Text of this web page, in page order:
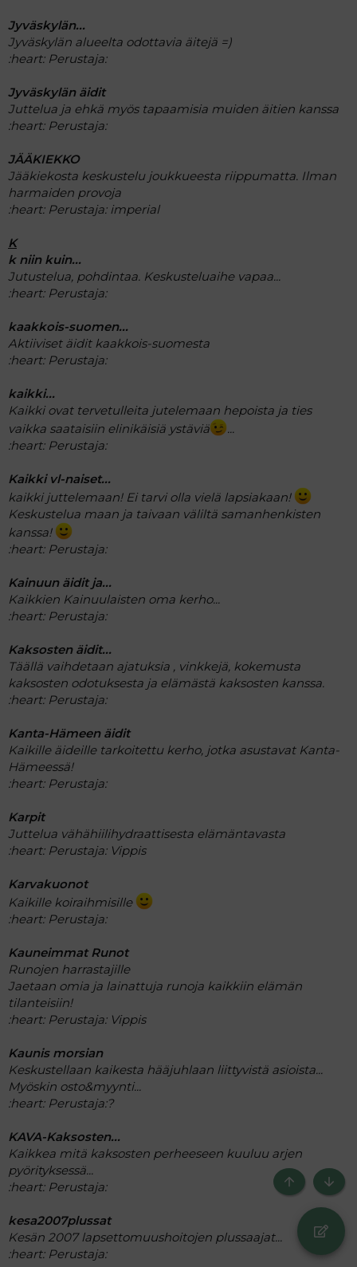
Jyväskylän...
Jyväskylän alueelta odottavia äitejä =)
:heart: Perustaja:
Jyväskylän äidit
Juttelua ja ehkä myös tapaamisia muiden äitien kanssa
:heart: Perustaja:
JÄÄKIEKKO
Jääkiekosta keskustelu joukkueesta riippumatta. Ilman
harmaiden provoja
:heart: Perustaja: imperial
K
k niin kuin...
Jutustelua, pohdintaa. Keskusteluaihe vapaa...
:heart: Perustaja:
kaakkois-suomen...
Aktiiviset äidit kaakkois-suomesta
:heart: Perustaja:
kaikki...
Kaikki ovat tervetulleita jutelemaan hepoista ja ties
vaikka saataisiin elinikäisiä ystäviä
:heart: Perustaja:
Kaikki vl-naiset...
kaikki juttelemaan! Ei tarvi olla vielä lapsiakaan!
Keskustelua maan ja taivaan väliltä samanhenkisten
kanssa!
:heart: Perustaja:
Kainuun äidit ja...
Kaikkien Kainuulaisten oma kerho...
:heart: Perustaja:
Kaksosten äidit...
Täällä vaihdetaan ajatuksia , vinkkejä, kokemusta
kaksosten odotuksesta ja elämästä kaksosten kanssa.
:heart: Perustaja:
Kanta-Hämeen äidit
Kaikille äideille tarkoitettu kerho, jotka asustavat Kanta-
Hämeessä!
:heart: Perustaja:
Karpit
Juttelua vähähiilihydraattisesta elämäntavasta
:heart: Perustaja: Vippis
Karvakuonot
Kaikille koiraihmisille
:heart: Perustaja:
Kauneimmat Runot
Runojen harrastajille
Jaetaan omia ja lainattuja runoja kaikkiin elämän
tilanteisiin!
:heart: Perustaja: Vippis
Kaunis morsian
Keskustellaan kaikesta hääjuhlaan liittyvistä asioista...
Myöskin osto&myynti...
:heart: Perustaja:?
KAVA-Kaksosten...
Kaikkea mitä kaksosten perheeseen kuuluu arjen
pyörityksessä...
:heart: Perustaja:
kesa2007plussat
Kesän 2007 lapsettomuushoitojen plussaajat...
:heart: Perustaja:
Ylös